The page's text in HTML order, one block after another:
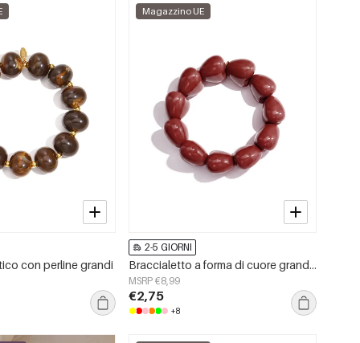
con perline grandi
Magazzino UE
2-5 GIORNI
Braccialetto a forma di cuore grande con 11 perline
MSRP €8,99
€2,75
+8